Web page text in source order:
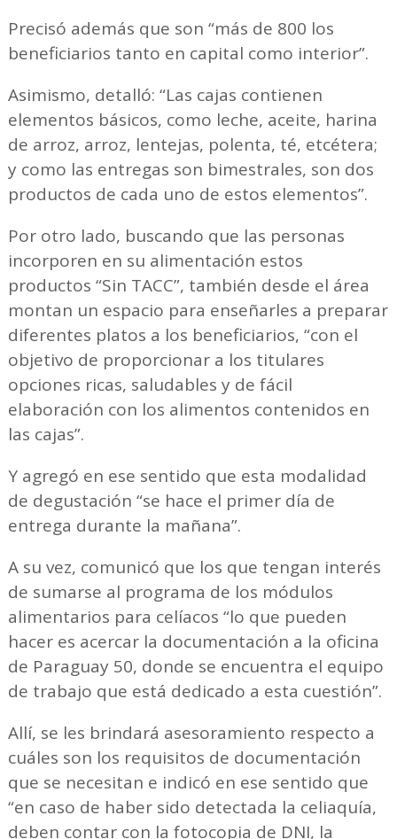
Precisó además que son “más de 800 los
beneficiarios tanto en capital como interior”.
Asimismo, detalló: “Las cajas contienen
elementos básicos, como leche, aceite, harina
de arroz, arroz, lentejas, polenta, té, etcétera;
y como las entregas son bimestrales, son dos
productos de cada uno de estos elementos”.
Por otro lado, buscando que las personas
incorporen en su alimentación estos
productos “Sin TACC”, también desde el área
montan un espacio para enseñarles a preparar
diferentes platos a los beneficiarios, “con el
objetivo de proporcionar a los titulares
opciones ricas, saludables y de fácil
elaboración con los alimentos contenidos en
las cajas”.
Y agregó en ese sentido que esta modalidad
de degustación “se hace el primer día de
entrega durante la mañana”.
A su vez, comunicó que los que tengan interés
de sumarse al programa de los módulos
alimentarios para celíacos “lo que pueden
hacer es acercar la documentación a la oficina
de Paraguay 50, donde se encuentra el equipo
de trabajo que está dedicado a esta cuestión”.
Allí, se les brindará asesoramiento respecto a
cuáles son los requisitos de documentación
que se necesitan e indicó en ese sentido que
“en caso de haber sido detectada la celiaquía,
deben contar con la fotocopia de DNI, la